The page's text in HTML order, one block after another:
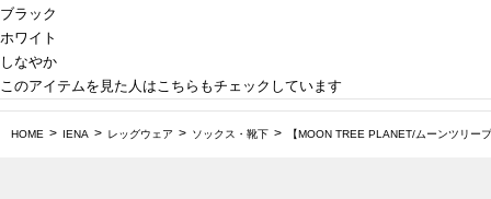
ブラック
ホワイト
しなやか
このアイテムを見た人はこちらもチェックしています
HOME IENA レッグウェア ソックス・靴下 【MOON TREE PLANET/ムーンツリー